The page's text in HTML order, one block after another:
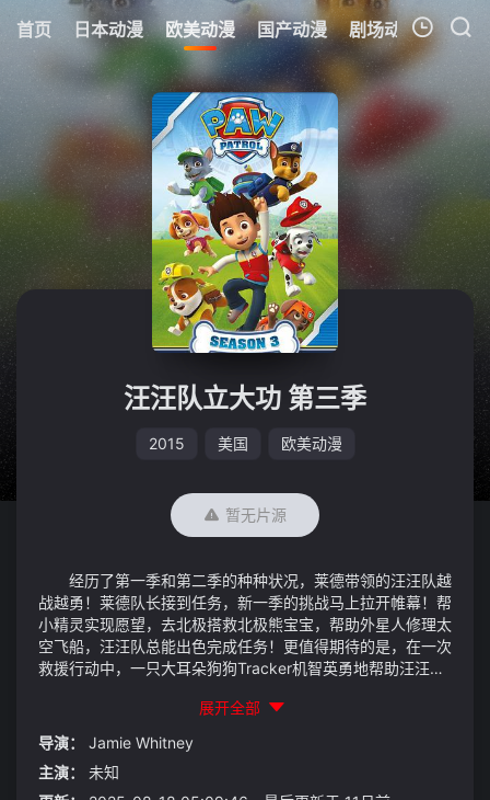
首页 日本动漫 欧美动漫 国产动漫 剧场动漫 追剧
我的观影记录
汪汪队立大功 第三季
2015 美国 欧美动漫
暂无片源
经历了第一季和第二季的种种状况，莱德带领的汪汪队越
战越勇！莱德队长接到任务，新一季的挑战马上拉开帷幕！帮
小精灵实现愿望，去北极搭救北极熊宝宝，帮助外星人修理太
空飞船，汪汪队总能出色完成任务！更值得期待的是，在一次
救援行动中，一只大耳朵狗狗Tracker机智英勇地帮助汪汪队
展开全部
导演：
Jamie Whitney
主演：
未知